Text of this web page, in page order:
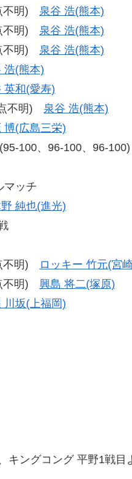
不明) 泉谷 浩(熊本)
不明) 泉谷 浩(熊本)
不明) 泉谷 浩(熊本)
浩(熊本)
英和(愛寿)
不明) 泉谷 浩(熊本)
博(広島三栄)
100、96-100、96-
マッチ
純也(進光)
不明)
ロッキー 竹元(宮
不明) 興島 将二(塚原)
川坂(上福岡)
キングコング 平野1戦目